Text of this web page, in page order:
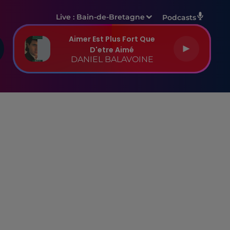
Live : Bain-de-Bretagne Podcasts
Aimer Est Plus Fort Que
D'etre Aimé
DANIEL BALAVOINE